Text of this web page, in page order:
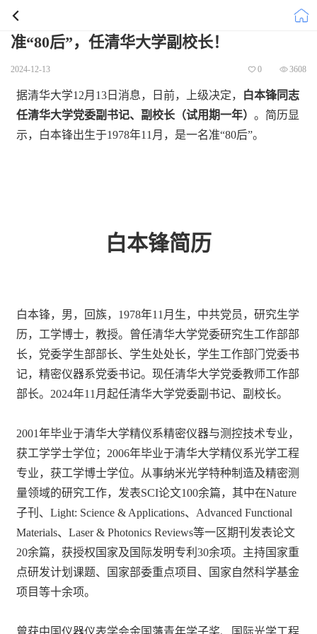
准“80后”，任清华大学副校长！
2024-12-13 0 3608
据清华大学12月13日消息，日前，上级决定，
白本锋同志
任清华大学党委副书记、副校长（试用期一年）。简历显
示，白本锋出生于1978年11月，是一名准“80后”。
白本锋简历
白本锋，男，回族，1978年11月生，中共党员，研究生学
历，工学博士，教授。曾任清华大学党委研究生工作部部
长，党委学生部部长、学生处处长，学生工作部门党委书
记，精密仪器系党委书记。现任清华大学党委教师工作部
部长。2024年11月起任清华大学党委副书记、副校长。
2001年毕业于清华大学精仪系精密仪器与测控技术专业，
获工学学士学位；2006年毕业于清华大学精仪系光学工程
专业，获工学博士学位。从事纳米光学特种制造及精密测
量领域的研究工作，发表SCI论文100余篇，其中在Nature
子刊、Light: Science & Applications、Advanced Functional
Materials、Laser & Photonics Reviews等一区期刊发表论文
20余篇，获授权国家及国际发明专利30余项。主持国家重
点研发计划课题、国家部委重点项目、国家自然科学基金
项目等十余项。
曾获中国仪器仪表学会金国藩青年学子奖、国际光学工程